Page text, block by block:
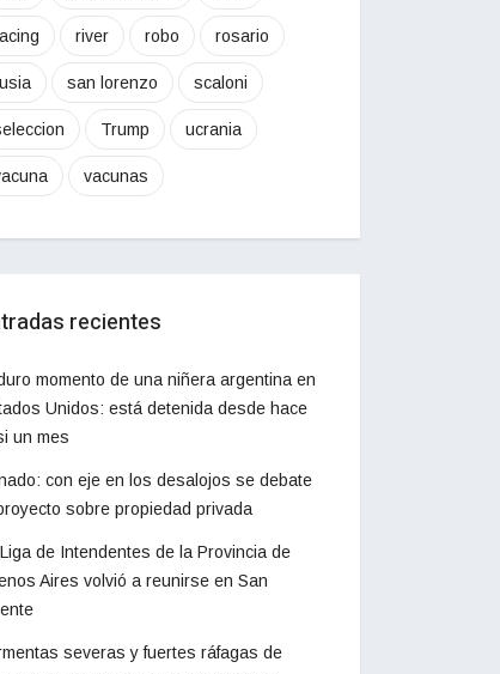
river robo rosario
san lorenzo scaloni
Trump ucrania
vacunas
recientes
momento de una niñera argentina en
Unidos: está detenida desde hace
un mes
con eje en los desalojos se debate
sobre propiedad privada
de Intendentes de la Provincia de
Aires volvió a reunirse en San
severas y fuertes ráfagas de